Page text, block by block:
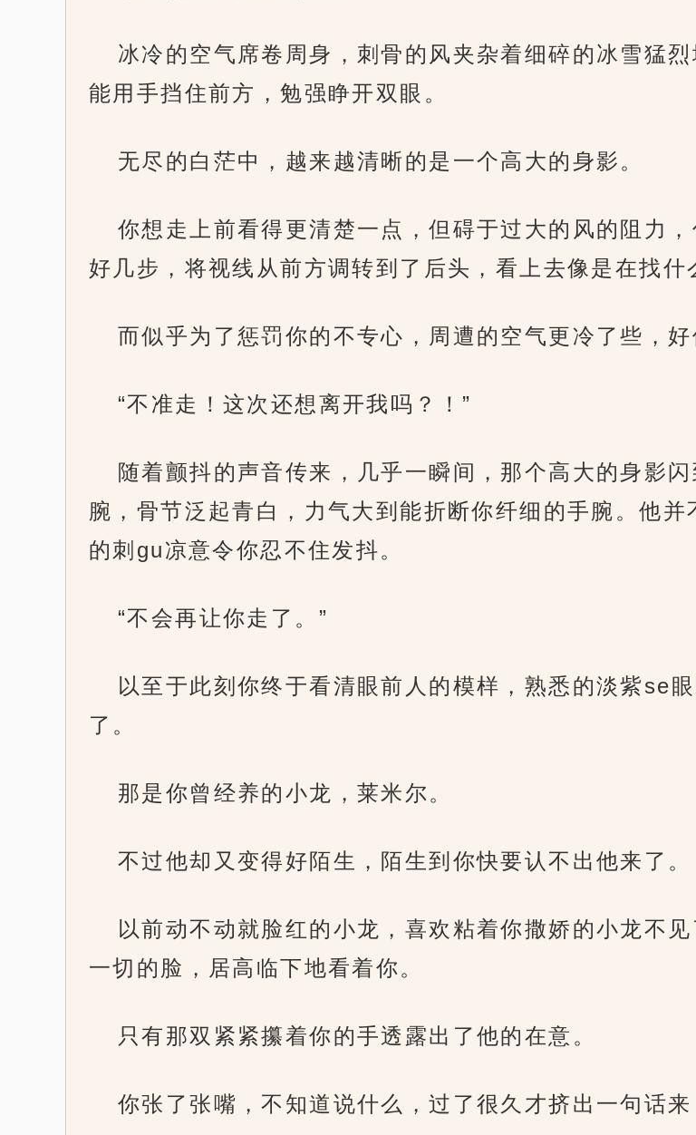
冰冷的空气席卷周身，刺骨的风夹杂着细碎的冰雪猛
能用手挡住前方，勉强睁开双眼。
无尽的白茫中，越来越清晰的是一个高大的身影。
你想走上前看得更清楚一点，但碍于过大的风的阻力
好几步，将视线从前方调转到了后头，看上去像是在找什
而似乎为了惩罚你的不专心，周遭的空气更冷了些，好
“不准走！这次还想离开我吗？！”
随着颤抖的声音传来，几乎一瞬间，那个高大的身影
腕，骨节泛起青白，力气大到能折断你纤细的手腕。他
的刺gu凉意令你忍不住发抖。
“不会再让你走了。”
以至于此刻你终于看清眼前人的模样，熟悉的淡紫
了。
那是你曾经养的小龙，莱米尔。
不过他却又变得好陌生，陌生到你快要认不出他来了。
以前动不动就脸红的小龙，喜欢粘着你撒娇的小龙不
一切的脸，居高临下地看着你。
只有那双紧紧攥着你的手透露出了他的在意。
你张了张嘴，不知道说什么，过了很久才挤出一句话来